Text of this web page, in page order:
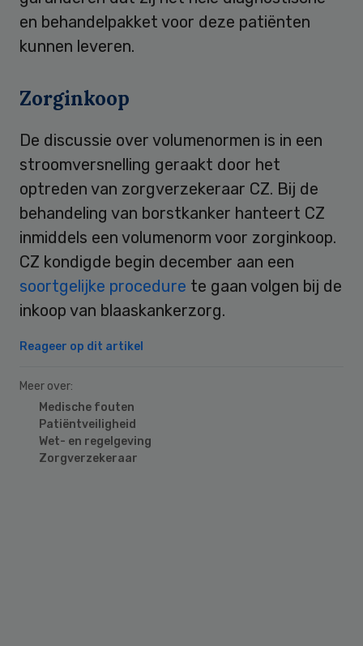
en behandelpakket voor deze patiënten
kunnen leveren.
Zorginkoop
De discussie over volumenormen is in een
stroomversnelling geraakt door het
optreden van zorgverzekeraar CZ. Bij de
behandeling van borstkanker hanteert CZ
inmiddels een volumenorm voor zorginkoop.
CZ kondigde begin december aan een
soortgelijke procedure te gaan volgen bij de
inkoop van blaaskankerzorg.
Reageer op dit artikel
Meer over:
Medische fouten
Patiëntveiligheid
Wet- en regelgeving
Zorgverzekeraar